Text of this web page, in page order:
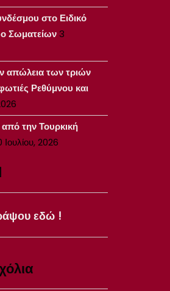
στο Ειδικό
Σωματείων3
απώλεια των τριών
Ρεθύμνου και
την Τουρκική
Ιουλίου, 2026
εδώ !